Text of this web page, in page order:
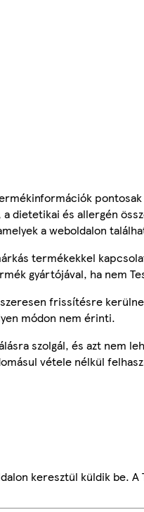
dietetikai és allergén
a weboldalon
termékekkel
gyártójával, ha nem
frissítésre
módon nem érinti.
szolgál, és azt nem
vétele nélkül
keresztül küldik be.